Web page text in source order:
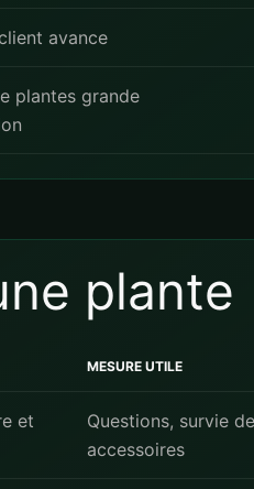
avance
plantes grande
plante
MESURE UTILE
et
Questions, survie
accessoires